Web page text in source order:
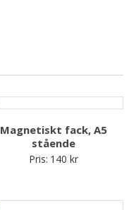
Magnetiskt fack, A5
stående
Pris: 140kr